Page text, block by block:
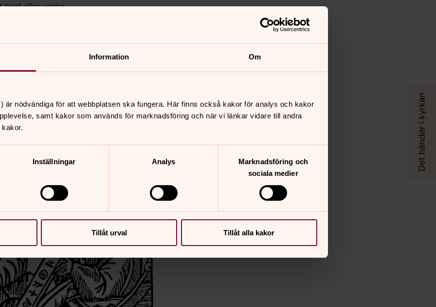
Information Om
är nödvändiga för att webbplatsen ska fungera. Här finns också kakor för analys och kakor
samt kakor som används för marknadsföring och när vi länkar vidare till andra
Inställningar Analys
Marknadsföring och
sociala medier
Tillåt urval Tillåt alla kakor
träd eller vante.
hem.
till tecken på fest.
på att tingsterminen börjar.
men den kan vara från 1600-